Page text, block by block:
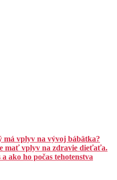
má vplyv na vývoj bábätka?
mať vplyv na zdravie dieťaťa.
ako ho počas tehotenstva